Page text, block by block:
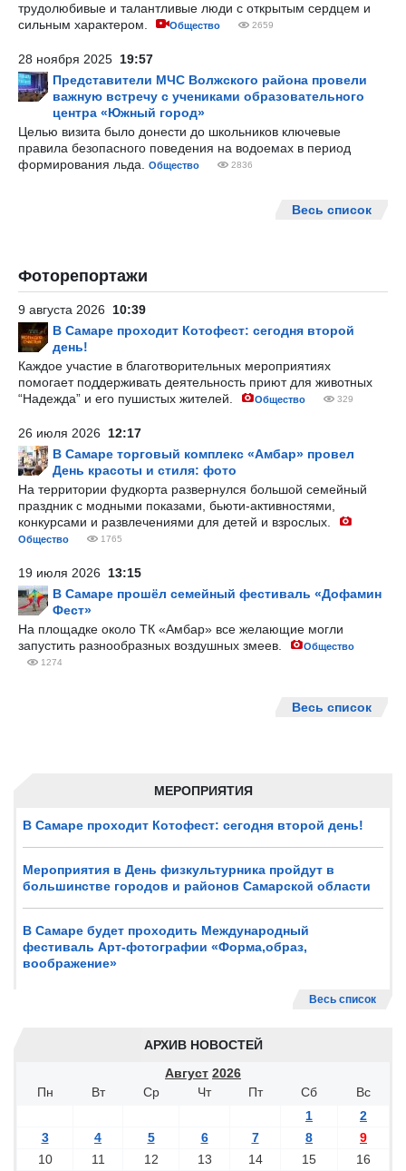
МЕРОПРИЯТИЯ
В Самаре проходит Котофест: сегодня второй день!
Мероприятия в День физкультурника пройдут в
большинстве городов и районов Самарской области
В Самаре будет проходить Международный
фестиваль Арт-фотографии «Форма,образ,
воображение»
Весь список
АРХИВ НОВОСТЕЙ
Август 2026
Пн
Вт Ср Чт Пт Сб
Вс
1
2
3
4 5 6 7 8
9
10
11 12 13 14 15 16
трудолюбивые и талантливые люди с открытым сердцем и
сильным характером.
Общество 2659
28 ноября 2025 19:57
Представители МЧС Волжского района провели
важную встречу с учениками образовательного
центра «Южный город»
Целью визита было донести до школьников ключевые
правила безопасного поведения на водоемах в период
формирования льда.
Общество 2836
Весь список
Фоторепортажи
9 августа 2026 10:39
В Самаре проходит Котофест: сегодня второй
день!
Каждое участие в благотворительных мероприятиях
помогает поддерживать деятельность приют для животных
“Надежда” и его пушистых жителей.
Общество 329
26 июля 2026 12:17
В Самаре торговый комплекс «Амбар» провел
День красоты и стиля: фото
На территории фудкорта развернулся большой семейный
праздник с модными показами, бьюти-активностями,
конкурсами и развлечениями для детей и взрослых.
Общество 1765
19 июля 2026 13:15
В Самаре прошёл семейный фестиваль «Дофамин
Фест»
На площадке около ТК «Амбар» все желающие могли
запустить разнообразных воздушных змеев.
Общество
1274
Весь список